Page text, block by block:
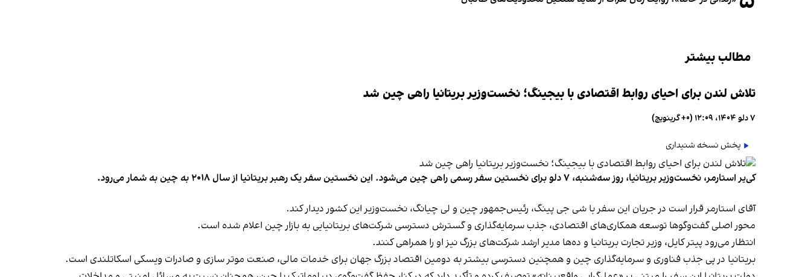
مطالب بیشتر
تلاش لندن برای احیای روابط اقتصادی با بیجینگ؛ نخست‌وزیر بریتانیا راهی چین شد
۷ دلو ۱۴۰۴، ۱۲:۰۹ (‎+۰ گرینویچ)
پخش نسخه شنیداری
کی‌یر استارمر، نخست‌وزیر بریتانیا، روز سه‌شنبه، ۷ دلو برای نخستین سفر رسمی راهی چین می‌شود. این نخستین سفر یک رهبر بریتانیا از سال ۲۰۱۸ به چین به شمار می‌رود.
آقای استارمر قرار است در جریان این سفر با شی جی پینگ، رئیس‌جمهور چین و لی چیانگ، نخست‌وزیر این کشور دیدار کند.
محور اصلی گفت‌وگوها توسعه همکاری‌های اقتصادی، جذب سرمایه‌گذاری و گسترش دسترسی شرکت‌های بریتانیایی به بازار چین اعلام شده است.
انتظار می‌رود پیتر کایل، وزیر تجارت بریتانیا و ده‌ها مدیر ارشد شرکت‌های بزرگ نیز او را همراهی کنند.
بریتانیا در پی جذب فناوری و سرمایه‌گذاری چین و همچنین دسترسی بیشتر به دومین اقتصاد بزرگ جهان برای خدمات مالی، صنعت موتر سازی و صادرات ویسکی اسکاتلندی است.